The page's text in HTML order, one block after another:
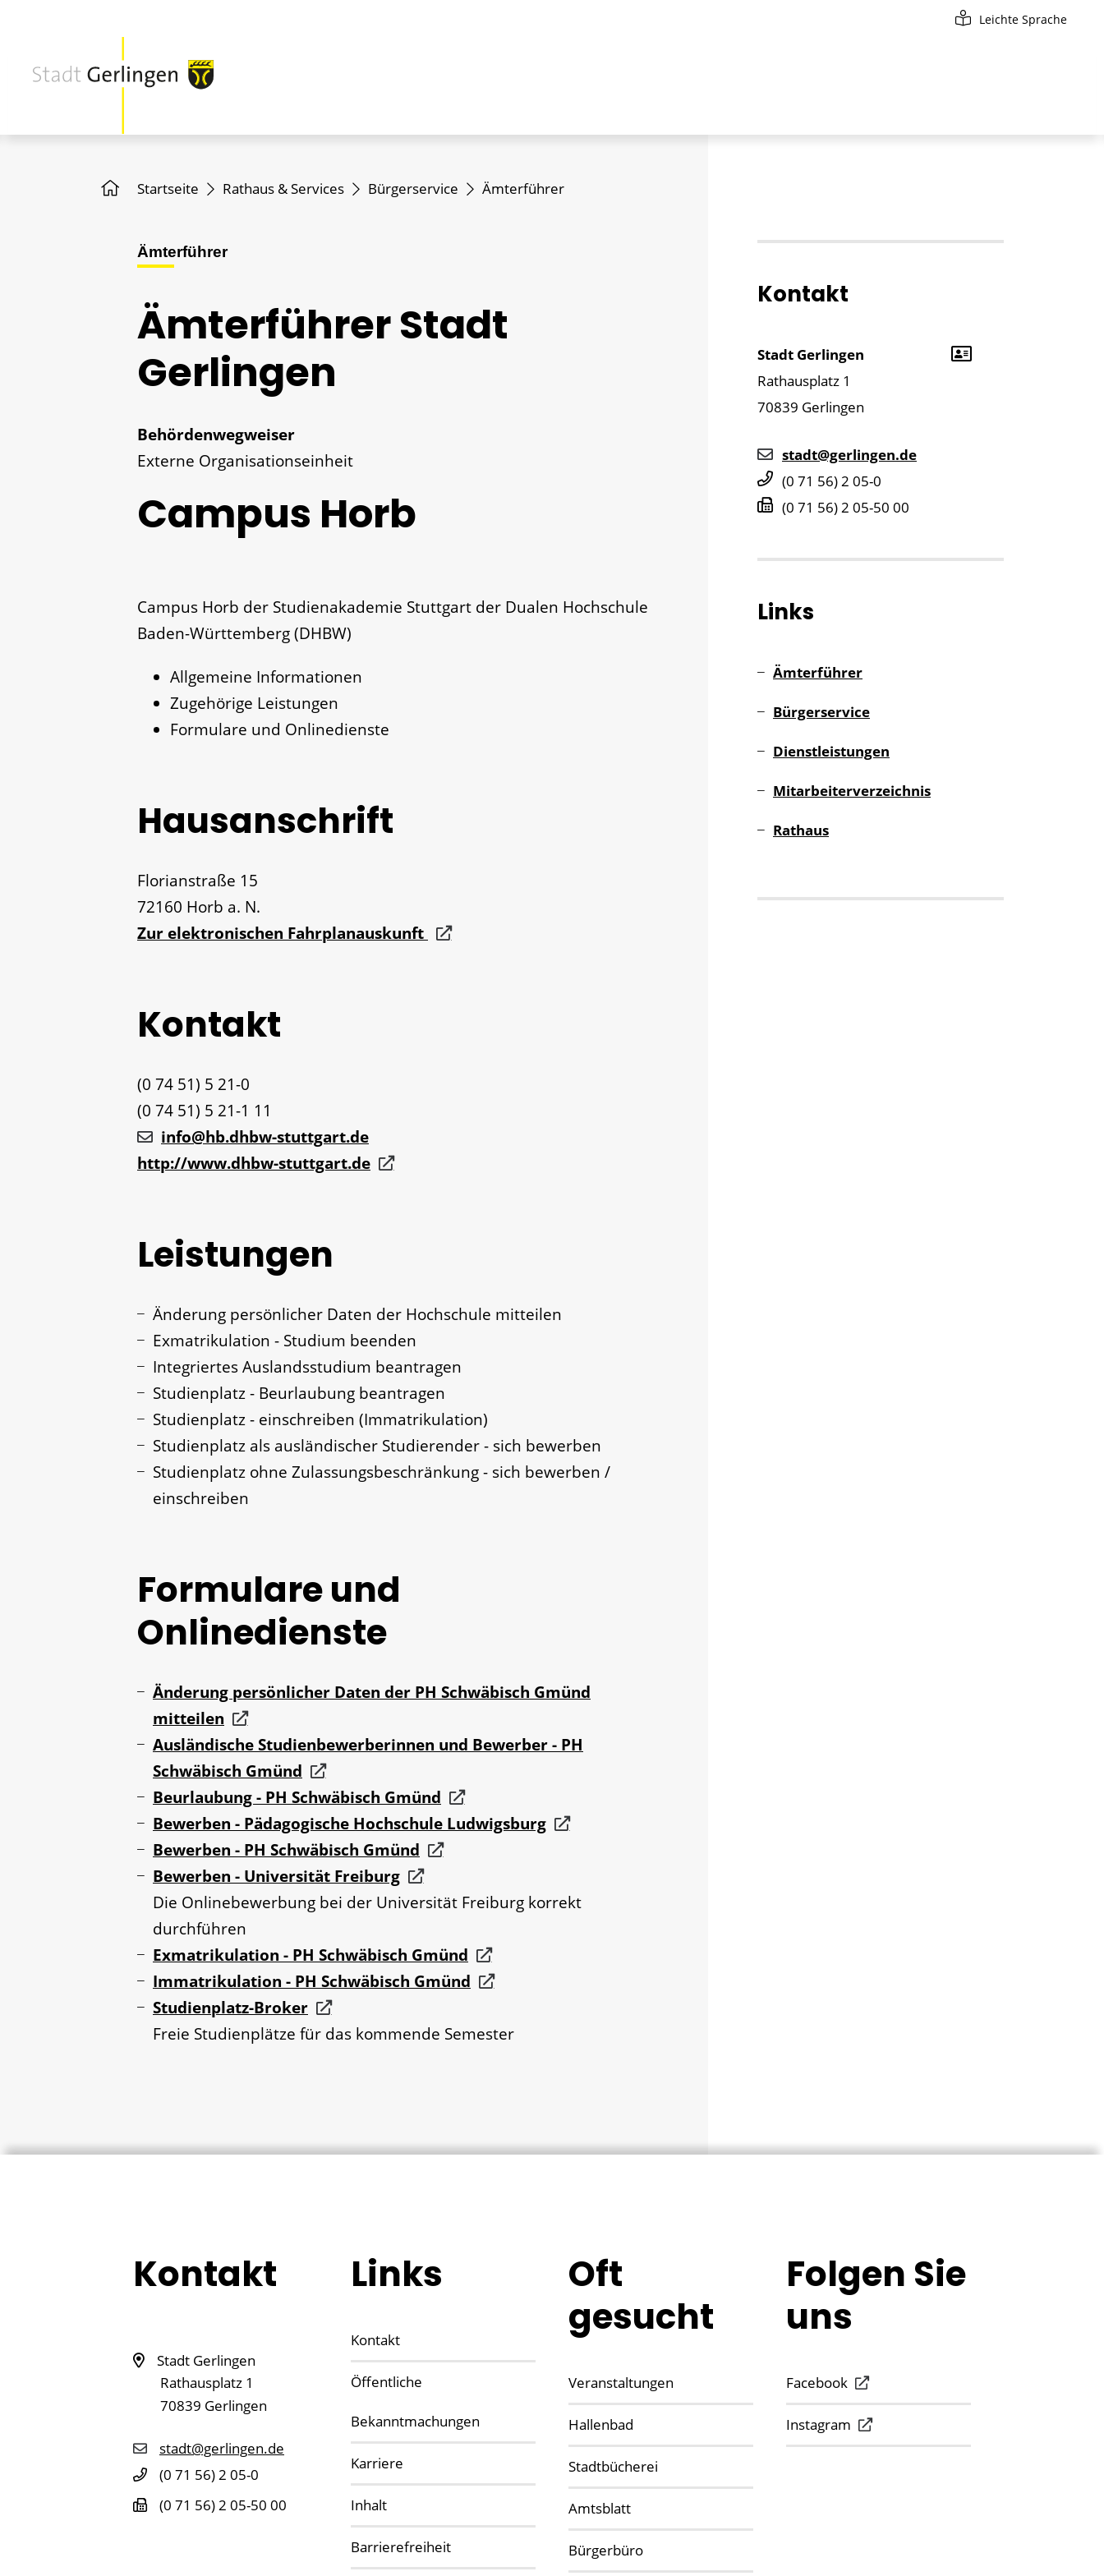
Leichte Sprache
Startseite Rathaus & Services Bürgerservice Ämterführer
Ämterführer
Ämterführer Stadt
Gerlingen
Behördenwegweiser
Externe Organisationseinheit
Campus Horb
Campus Horb der Studienakademie Stuttgart der Dualen Hochschule
Baden-Württemberg (DHBW)
Allgemeine Informationen
Zugehörige Leistungen
Formulare und Onlinedienste
Hausanschrift
Florianstraße 15
72160 Horb a. N.
Zur elektronischen Fahrplanauskunft
Kontakt
(0 74 51) 5 21-0
(0 74 51) 5 21-1 11
info@hb.dhbw-stuttgart.de
http://www.dhbw-stuttgart.de
Leistungen
Änderung persönlicher Daten der Hochschule mitteilen
Exmatrikulation - Studium beenden
Integriertes Auslandsstudium beantragen
Studienplatz - Beurlaubung beantragen
Studienplatz - einschreiben (Immatrikulation)
Studienplatz als ausländischer Studierender - sich bewerben
Studienplatz ohne Zulassungsbeschränkung - sich bewerben /
einschreiben
Formulare und
Onlinedienste
Änderung persönlicher Daten der PH Schwäbisch Gmünd
mitteilen
Ausländische Studienbewerberinnen und Bewerber - PH
Schwäbisch Gmünd
Beurlaubung - PH Schwäbisch Gmünd
Bewerben - Pädagogische Hochschule Ludwigsburg
Bewerben - PH Schwäbisch Gmünd
Bewerben - Universität Freiburg
Die Onlinebewerbung bei der Universität Freiburg korrekt
durchführen
Exmatrikulation - PH Schwäbisch Gmünd
Immatrikulation - PH Schwäbisch Gmünd
Studienplatz-Broker
Freie Studienplätze für das kommende Semester
Kontakt
Stadt Gerlingen
Rathausplatz 1
70839 Gerlingen
stadt@gerlingen.de
(0 71 56) 2 05-0
(0 71 56) 2 05-50 00
Links
Ämterführer
Bürgerservice
Dienstleistungen
Mitarbeiterverzeichnis
Rathaus
Kontakt
Stadt Gerlingen
Rathausplatz 1
70839 Gerlingen
stadt@gerlingen.de
(0 71 56) 2 05-0
(0 71 56) 2 05-50 00
Links
Kontakt
Öffentliche
Bekanntmachungen
Karriere
Inhalt
Barrierefreiheit
Oft
gesucht
Veranstaltungen
Hallenbad
Stadtbücherei
Amtsblatt
Bürgerbüro
Folgen Sie
uns
Facebook
Instagram